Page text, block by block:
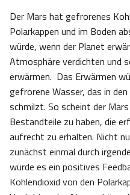
Der Mars hat gefrorenes
Polarkappen und im Boden
würde, wenn der Planet
Atmosphäre verdichten und
erwärmen. Das Erwärmen
gefrorene Wasser, das in
schmilzt. So scheint der
Bestandteile zu haben, die
aufrecht zu erhalten. Nicht
zunächst einmal durch
würde es ein positives
Kohlendioxid von den